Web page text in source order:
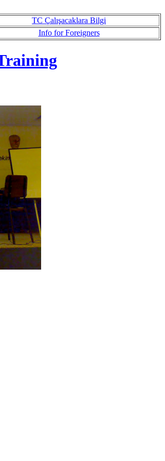
TC Çalışacaklara Bilgi
Info for Foreigners